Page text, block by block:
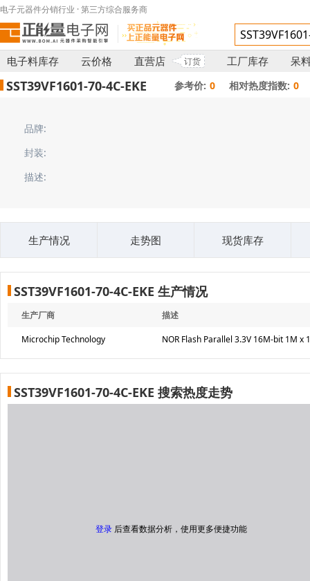
电子元器件分销行业 · 第三方综合服务商
电子料库存 云价格 直营店 订货 工厂库存 呆
SST39VF1601-70-4C-EKE 参考价: 0 相对热度指数: 0
品牌:
封装:
描述:
生产情况 走势图 现货库存
SST39VF1601-70-4C-EKE 生产情况
生产厂商 描述
Microchip Technology NOR Flash Parallel 3.3V 16M-bit 1M x
SST39VF1601-70-4C-EKE 搜索热度走势
登录 后查看数据分析，使用更多便捷功能